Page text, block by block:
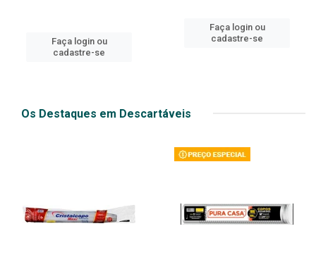
Faça login ou
cadastre-se
Faça login ou
cadastre-se
Os Destaques em Descartáveis